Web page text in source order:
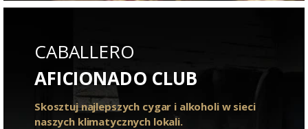
CABALLERO
AFICIONADO CLUB
Skosztuj najlepszych cygar i alkoholi w sieci
naszych klimatycznych lokali.